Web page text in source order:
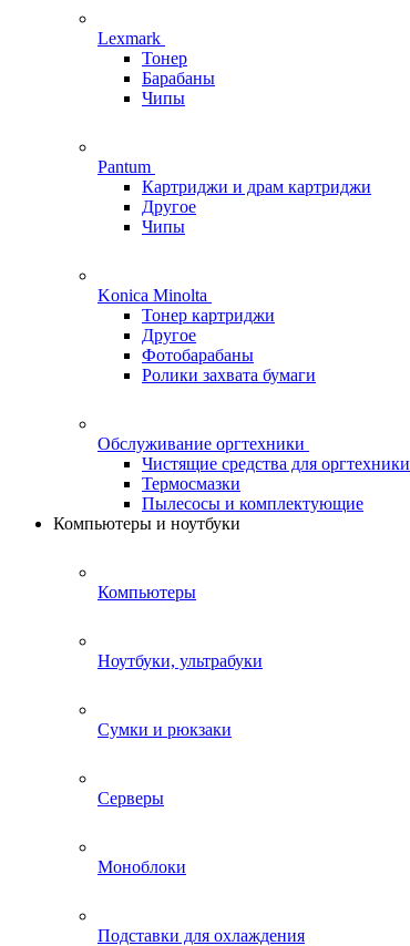
Lexmark
Тонер
Барабаны
Чипы
Pantum
Картриджи и драм картриджи
Другое
Чипы
Konica Minolta
Тонер картриджи
Другое
Фотобарабаны
Ролики захвата бумаги
Обслуживание оргтехники
Чистящие средства для оргтехники
Термосмазки
Пылесосы и комплектующие
Компьютеры и ноутбуки
Компьютеры
Ноутбуки, ультрабуки
Сумки и рюкзаки
Серверы
Моноблоки
Подставки для охлаждения